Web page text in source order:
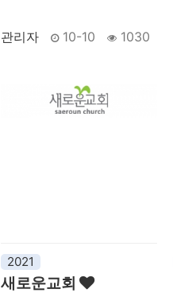
관리자 10-10 1030
2021
새로운교회